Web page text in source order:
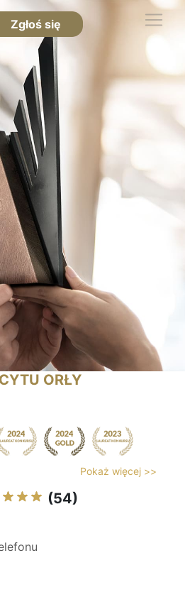
Zgłoś się
ORŁY
Pokaż więcej >>
(54)